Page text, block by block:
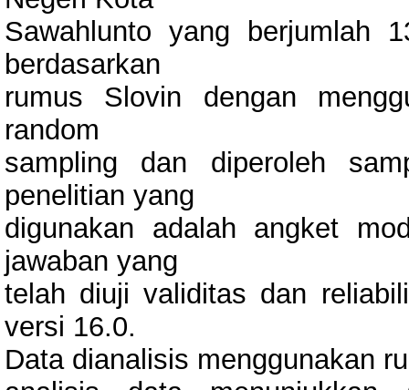
Sawahlunto yang berjumlah
berdasarkan
rumus Slovin dengan
random
sampling dan diperoleh
penelitian yang
digunakan adalah angket
jawaban yang
telah diuji validitas dan
versi 16.0.
Data dianalisis menggunakan